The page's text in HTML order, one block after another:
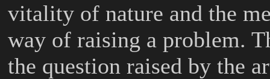
vitality of nature and the
way of raising a problem.
the question raised by the